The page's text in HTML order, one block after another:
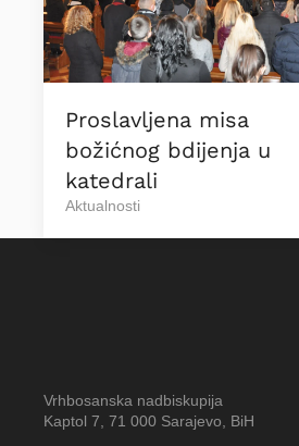
Proslavljena misa
božićnog bdijenja u
katedrali
Aktualnosti
Vrhbosanska nadbiskupija
Kaptol 7, 71 000 Sarajevo, BiH